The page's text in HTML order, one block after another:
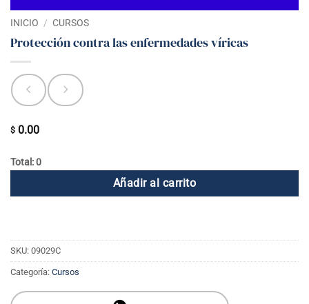
INICIO / CURSOS
Protección contra las enfermedades víricas
$ 0.00
Total: 0
Añadir al carrito
SKU: 09029C
Categoría: Cursos